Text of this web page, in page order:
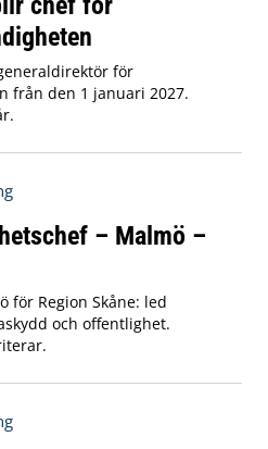
för
från den 1 januari 2027.
– Malmö –
för Region Skåne: led
och offentlighet.